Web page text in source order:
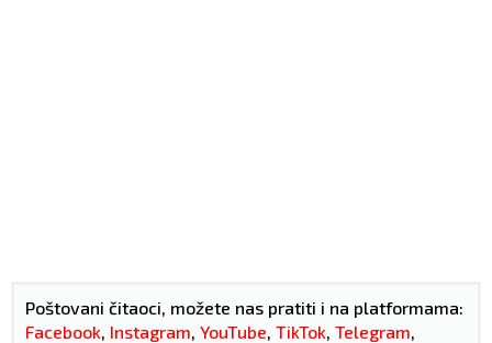
Poštovani čitaoci, možete nas pratiti i na platformama:
Facebook Instagram YouTube TikTok Telegram